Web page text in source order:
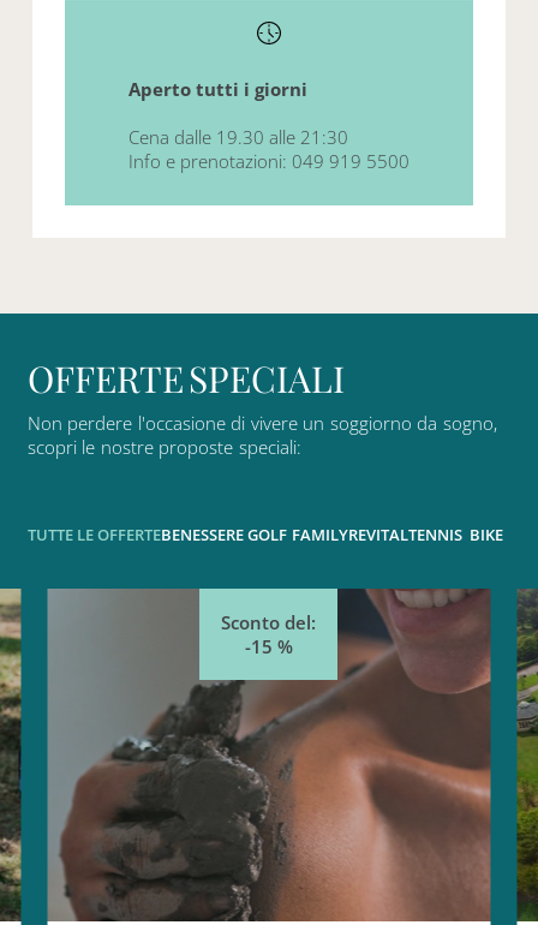
Aperto tutti i giorni
Cena dalle 19.30 alle 21:30
Info e prenotazioni: 049 919 5500
OFFERTESPECIALI
Non perdere l'occasione di vivere un soggiorno da sogno,
scopri le nostre proposte speciali:
TUTTE LE OFFERTEBENESSERE GOLF FAMILYREVITALTENNIS BIKE